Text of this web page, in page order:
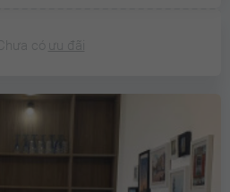
Chưa có ưu đãi